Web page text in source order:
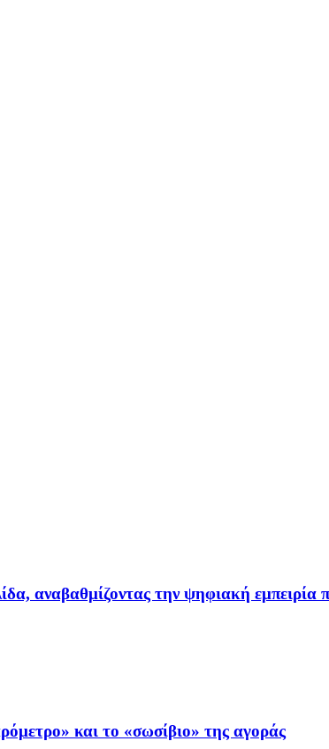
αναβαθμίζοντας την ψηφιακή εμπειρία
και το «σωσίβιο» της αγοράς